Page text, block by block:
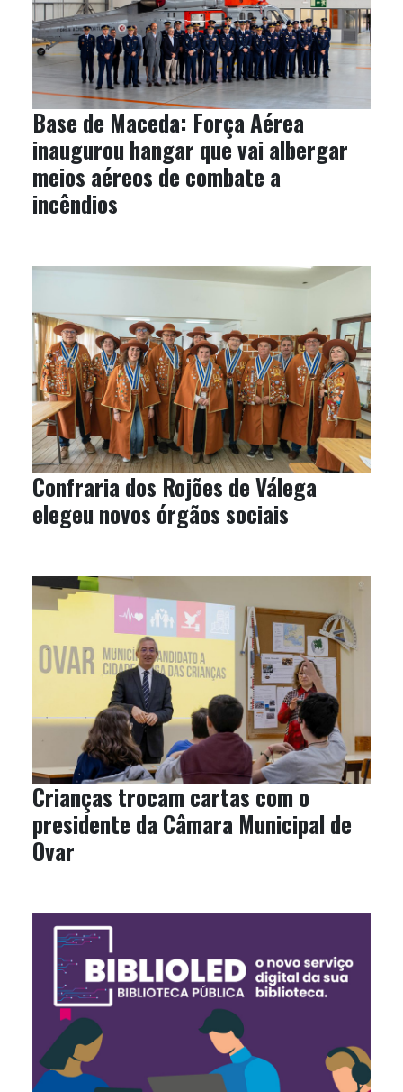
Base de Maceda: Força Aérea
inaugurou hangar que vai albergar
meios aéreos de combate a
incêndios
Confraria dos Rojões de Válega
elegeu novos órgãos sociais
Crianças trocam cartas com o
presidente da Câmara Municipal de
Ovar